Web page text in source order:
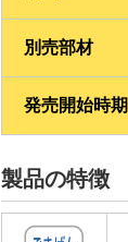
別売部材
発売開始時期
製品の特徴